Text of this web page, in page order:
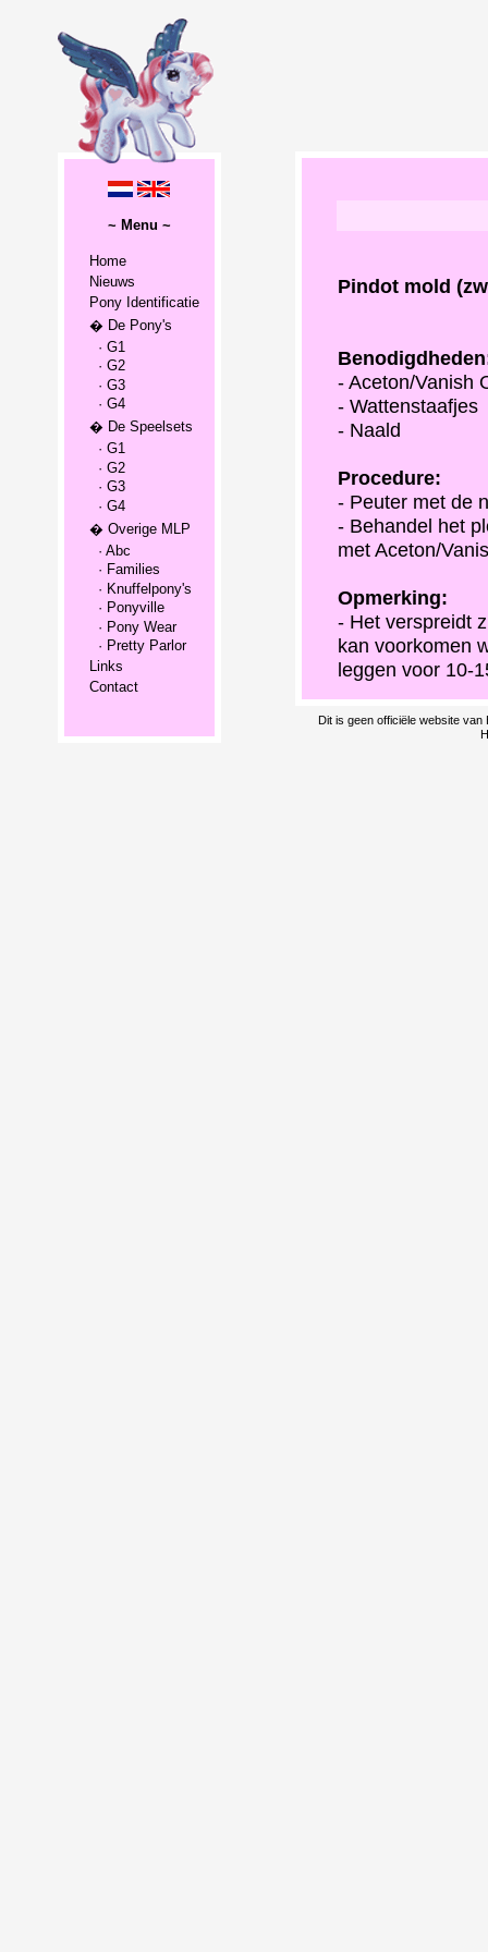
~ Menu ~
Home
Nieuws
Pony Identificatie
� De Pony's
· G1
· G2
· G3
· G4
� De Speelsets
· G1
· G2
· G3
· G4
� Overige MLP
· Abc
· Families
· Knuffelpony's
· Ponyville
· Pony Wear
· Pretty Parlor
Links
Contact
Pindot mold
- Aceton/Vanish
- Wattenstaafjes
- Naald
Procedure:
- Peuter met de
- Behandel het
met Aceton/
Opmerking:
- Het verspreidt
kan voorkomen
leggen voor 10-
Dit is geen officiële website